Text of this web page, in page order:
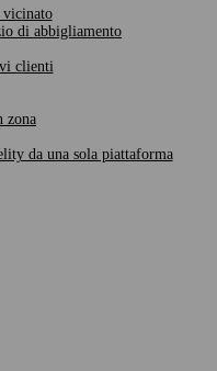
vicinato
di abbigliamento
clienti
zona
da una sola piattaforma